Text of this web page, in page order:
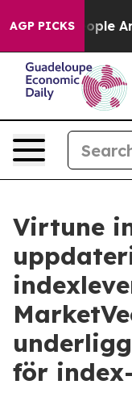
AGP PICKS
Win: “People
Virtune
för